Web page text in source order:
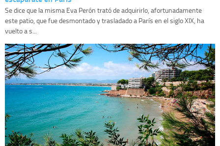
Se dice que la misma Eva Perón trató de adquirirlo, afortunadamente
este patio, que fue desmontado y trasladado a París en el siglo XIX, ha
vuelto a s...